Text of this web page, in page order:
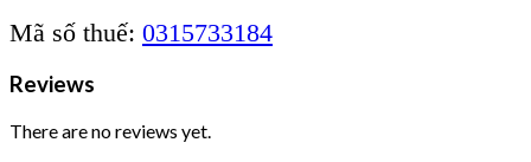
Mã số thuế: 0315733184
Reviews
There are no reviews yet.